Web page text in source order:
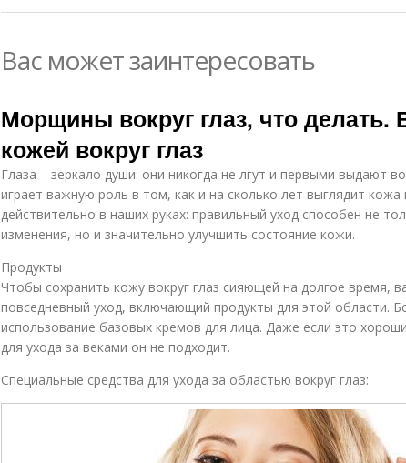
Вас может заинтересовать
Морщины вокруг глаз, что делать.
кожей вокруг глаз
Глаза – зеркало души: они никогда не лгут и первыми выдают
играет важную роль в том, как и на сколько лет выглядит кожа
действительно в наших руках: правильный уход способен не
изменения, но и значительно улучшить состояние кожи.
Продукты
Чтобы сохранить кожу вокруг глаз сияющей на долгое время,
повседневный уход, включающий продукты для этой области.
использование базовых кремов для лица. Даже если это
для ухода за веками он не подходит.
Специальные средства для ухода за областью вокруг глаз: